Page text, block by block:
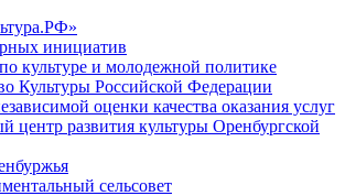
инициатив
культуре и молодежной политике
Культуры Российской Федерации
оценки качества оказания услуг
центр развития культуры Оренбургской
сельсовет